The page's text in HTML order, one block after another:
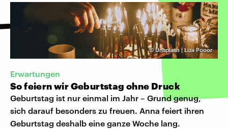
©Unsplash | Liza Pooor
Erwartungen
So feiern wir Geburtstag ohne Druck
Geburtstag ist nur einmal im Jahr – Grund genug,
sich darauf besonders zu freuen. Anna feiert ihren
Geburtstag deshalb eine ganze Woche lang.